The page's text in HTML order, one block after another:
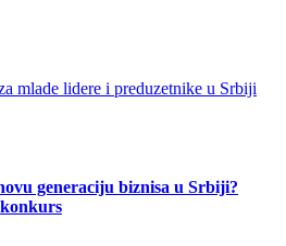
generaciju biznisa u Srbiji?